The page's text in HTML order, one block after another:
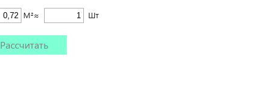
М²≈ Шт
Рассчитать